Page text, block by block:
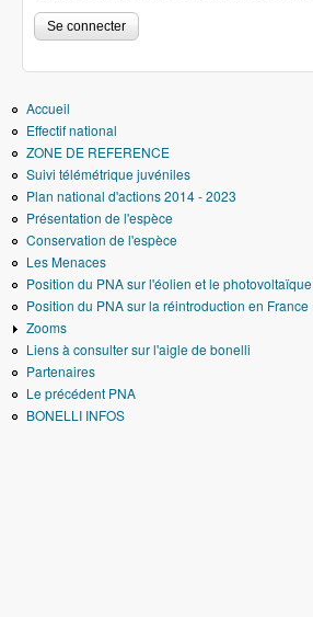
Accueil
Effectif national
ZONE DE REFERENCE
Suivi télémétrique juvéniles
Plan national d'actions 2014 - 2023
Présentation de l'espèce
Conservation de l'espèce
Les Menaces
Position du PNA sur l'éolien et le photovoltaïque
Position du PNA sur la réintroduction en France
Zooms
Liens à consulter sur l'aigle de bonelli
Partenaires
Le précédent PNA
BONELLI INFOS